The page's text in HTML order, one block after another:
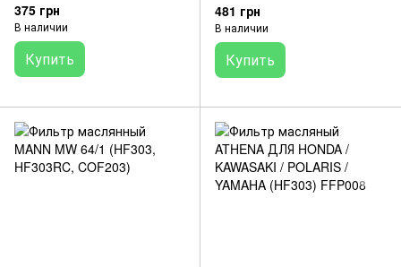
375 грн
В наличии
Купить
481 грн
В наличии
Купить